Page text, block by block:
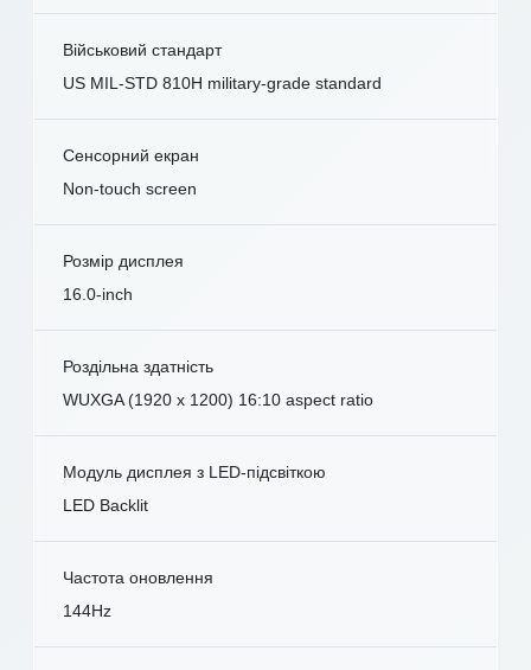
Військовий стандарт
US MIL-STD 810H military-grade standard
Сенсорний екран
Non-touch screen
Розмір дисплея
16.0-inch
Роздільна здатність
WUXGA (1920 x 1200) 16:10 aspect ratio
Модуль дисплея з LED-підсвіткою
LED Backlit
Частота оновлення
144Hz